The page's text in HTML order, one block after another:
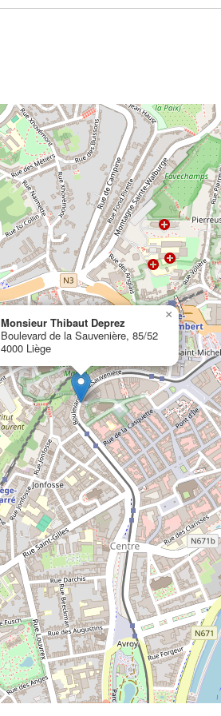
Monsieur Thibaut Deprez
Boulevard de la Sauvenière, 85/52
4000 Liège
×